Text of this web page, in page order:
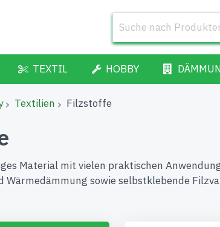
TEXTIL HOBBY
Textilien Filzstoffe
Material mit vielen praktischen
Wärmedämmung sowie selbstklebende